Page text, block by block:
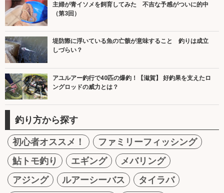
主婦が青イソメを飼育してみた 不吉な予感がついに的中
（第3回）
堤防際に浮いている魚の亡骸が意味すること 釣りは成立
しづらい？
アユルアー釣行で40匹の爆釣！【滋賀】 好釣果を支えたロ
ングロッドの威力とは？
釣り方から探す
初心者オススメ！
ファミリーフィッシング
鮎トモ釣り
エギング
メバリング
アジング
ルアーシーバス
タイラバ